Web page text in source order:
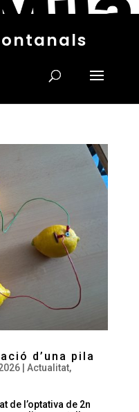
d’una pila
| Actualitat,
de l’optativa de 2n